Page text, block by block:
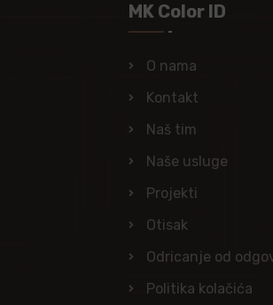
MK Color ID
O nama
Kontakt
Naš tim
Naše usluge
Projekti
Otisak
Odricanje od
Politika kolačića